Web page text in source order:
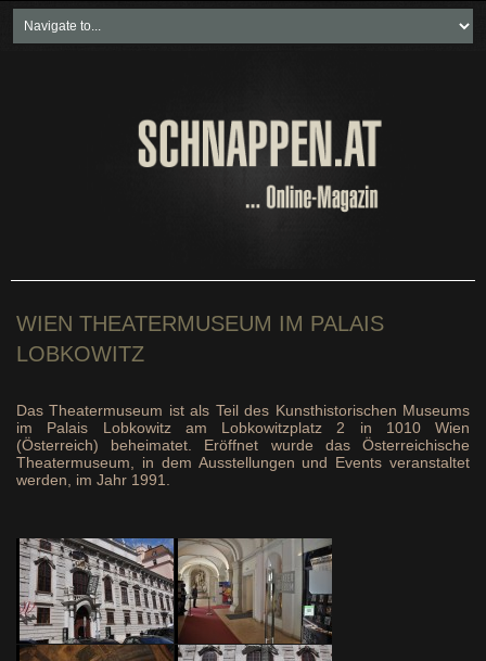
Neueste Beiträge
Soziales & Projekte
WIEN THEATERMUSEUM IM PALAIS
LOBKOWITZ
Das Theatermuseum ist als Teil des Kunsthistorischen Museums
im Palais Lobkowitz am Lobkowitzplatz 2 in 1010 Wien
(Österreich) beheimatet. Eröffnet wurde das Österreichische
Theatermuseum, in dem Ausstellungen und Events veranstaltet
werden, im Jahr 1991.